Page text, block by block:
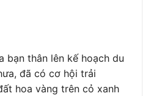
bạn thân lên kế hoạch du
đã có cơ hội trải
hoa vàng trên cỏ xanh